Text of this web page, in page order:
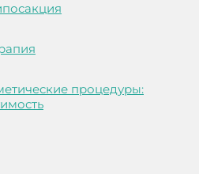
процедуры: